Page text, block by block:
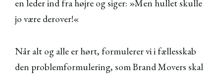
en leder ind fra højre og siger: »Men hullet skulle
jo være derover!«
Når alt og alle er hørt, formulerer vi i fællesskab
den problemformulering, som Brand Movers skal